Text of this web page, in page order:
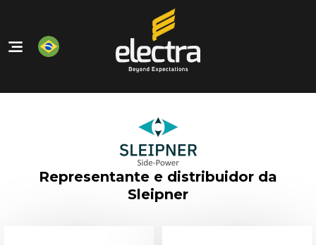
Home
ContatoRepresentante e distribuidor da
Sleipner